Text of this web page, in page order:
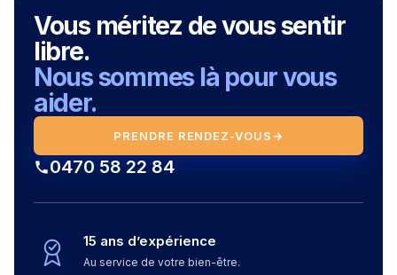
Vous méritez de vous sentir
libre.
Nous sommes là pour vous
aider.
PRENDRE RENDEZ-VOUS→
0470 58 22 84
15 ans d’expérience
Au service de votre bien-être.